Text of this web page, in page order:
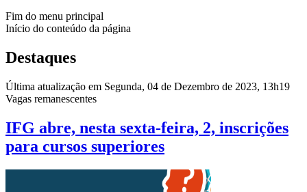
Fim do menu principal
Início do conteúdo da página
Destaques
Última atualização em Segunda, 04 de Dezembro de 2023, 13h19
Vagas remanescentes
IFG abre, nesta sexta-feira, 2, inscrições
para cursos superiores